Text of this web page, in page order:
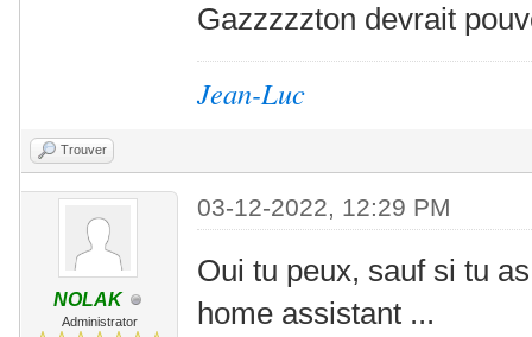
Gazzzzzton devrait
Jean-Luc
Trouver
NOLAK
Administrator
03-12-2022, 12:29 PM
Oui tu peux, sauf si tu
home assistant ...